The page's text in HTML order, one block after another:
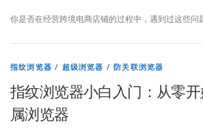
你是否在经营跨境电商店铺的过程中，遇到过这些问
指纹浏览器 / 超级浏览器 /防关联浏览器
指纹浏览器小白入门：从零
属浏览器